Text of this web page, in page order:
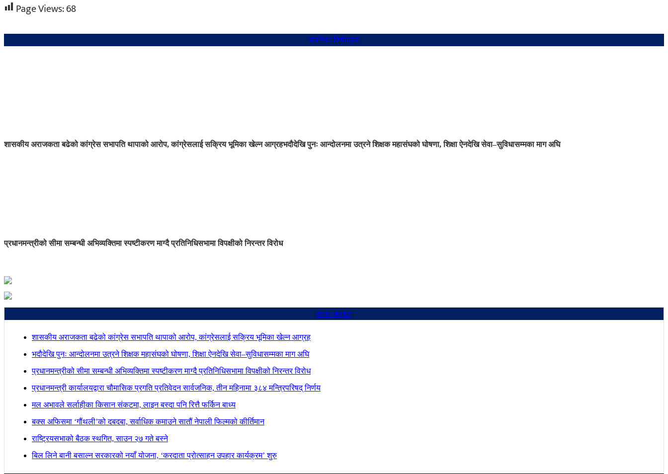
Page Views:68
संबन्धित शिर्षकहरु
शासकीय अराजकता बढेको कांग्रेस सभापति थापाको आरोप, कांग्रेसलाई सक्रिय भूमिका खेल्न आग्रहभदौदेखि पुनः आन्दोलनमा उत्रने शिक्षक महासंघको घोषणा, शिक्षा ऐनदेखि सेवा–सुविधासम्मका माग अघि
प्रधानमन्त्रीको सीमा सम्बन्धी अभिव्यक्तिमा स्पष्टीकरण माग्दै प्रतिनिधिसभामा विपक्षीको निरन्तर विरोध
ताजा अपडेट
शासकीय अराजकता बढेको कांग्रेस सभापति थापाको आरोप, कांग्रेसलाई सक्रिय भूमिका खेल्न आग्रह
भदौदेखि पुनः आन्दोलनमा उत्रने शिक्षक महासंघको घोषणा, शिक्षा ऐनदेखि सेवा–सुविधासम्मका माग अघि
प्रधानमन्त्रीको सीमा सम्बन्धी अभिव्यक्तिमा स्पष्टीकरण माग्दै प्रतिनिधिसभामा विपक्षीको निरन्तर विरोध
प्रधानमन्त्री कार्यालयद्वारा चौमासिक प्रगति प्रतिवेदन सार्वजनिक, तीन महिनामा ३८४ मन्त्रिपरिषद् निर्णय
मल अभावले सर्लाहीका किसान संकटमा, लाइन बस्दा पनि रित्तै फर्किन बाध्य
बक्स अफिसमा ‘गौंथली’को दबदबा, सर्वाधिक कमाउने सातौं नेपाली फिल्मको कीर्तिमान
राष्ट्रियसभाको बैठक स्थगित, साउन २७ गते बस्ने
बिल लिने बानी बसाल्न सरकारको नयाँ योजना, ‘करदाता प्रोत्साहन उपहार कार्यक्रम’ शुरु